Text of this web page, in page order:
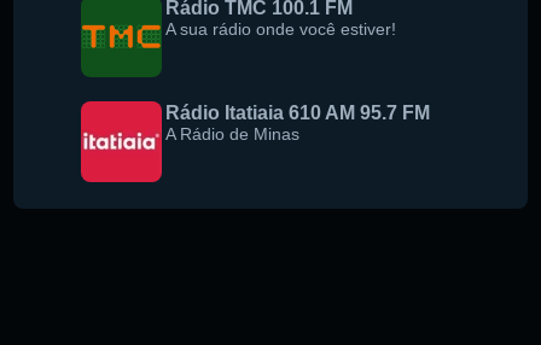
Rádio TMC 100.1 FM
A sua rádio onde você estiver!
Rádio Itatiaia 610 AM 95.7 FM
A Rádio de Minas